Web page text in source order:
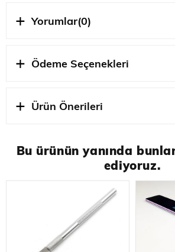
Ölçek
Yorumlar(0)
Ödeme Seçenekleri
Ürün Önerileri
Bu ürünün yanında
ediyoruz.